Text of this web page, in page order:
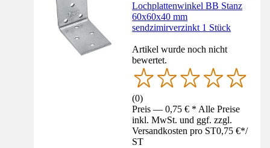
Lochplattenwinkel BB Stanz
60x60x40 mm
sendzimirverzinkt 1 Stück
Artikel wurde noch nicht
bewertet.
(0)
Preis — 0,75 € * Alle Preise
inkl. MwSt. und ggf. zzgl.
Versandkosten pro ST0,75 €*/
ST